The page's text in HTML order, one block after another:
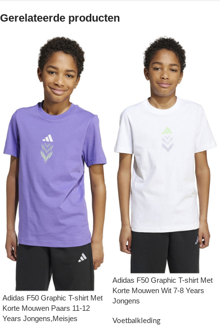
Gerelateerde producten
Adidas F50 Graphic T-shirt Met
Korte Mouwen Paars 11-12
Years Jongens,Meisjes
Adidas F50 Graphic T-shirt Met
Korte Mouwen Wit 7-8 Years
Jongens
Voetbalkleding